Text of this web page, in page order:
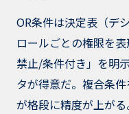
OR条件は決定表（デ
ロールごとの権限を
禁止/条件付き」を明
タが得意だ。複合条
が格段に精度が上が